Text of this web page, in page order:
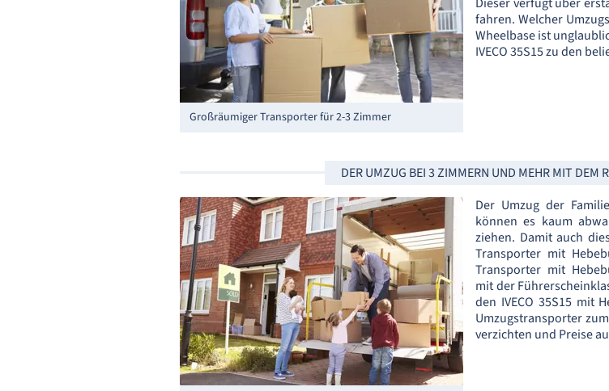
Großräumiger Transporter für 2-3 Zimmer
fahren. Welcher
Wheelbase ist
IVECO 35S15 zu den
DER UMZUG BEI 3 ZIMMERN UND MEHR MIT DEM
Der Umzug der
können es kaum
ziehen. Damit auch
Transporter mit
Transporter mit
mit der
den IVECO 35S15 mit
Umzugstransporter
verzichten und Preise